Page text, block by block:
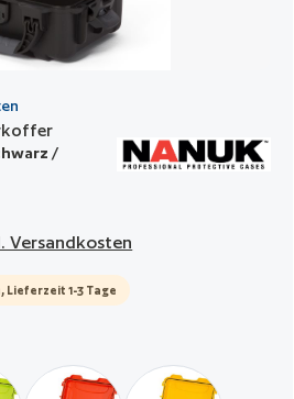
von 0 von 5 Sternen
/
Versandkosten
Lieferzeit 1-3 Tage